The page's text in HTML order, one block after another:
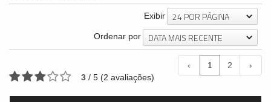
Exibir 24 POR PÁGINA
Ordenar por DATA MAIS RECENTE
‹ 1 2
›
3 / 5 (2 avaliações)